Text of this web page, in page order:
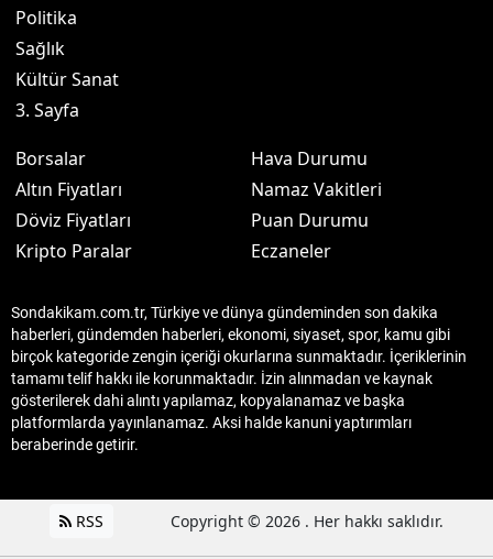
Politika
Sağlık
Kültür Sanat
3. Sayfa
Borsalar
Altın Fiyatları
Döviz Fiyatları
Kripto Paralar
Hava Durumu
Namaz Vakitleri
Puan Durumu
Eczaneler
Sondakikam.com.tr, Türkiye ve dünya gündeminden son dakika
haberleri, gündemden haberleri, ekonomi, siyaset, spor, kamu gibi
birçok kategoride zengin içeriği okurlarına sunmaktadır. İçeriklerinin
tamamı telif hakkı ile korunmaktadır. İzin alınmadan ve kaynak
gösterilerek dahi alıntı yapılamaz, kopyalanamaz ve başka
platformlarda yayınlanamaz. Aksi halde kanuni yaptırımları
beraberinde getirir.
RSS Copyright © 2026 . Her hakkı saklıdır.